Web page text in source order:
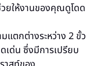
ยให้งานของคุณดูโดด
แตกต่างระหว่าง 2 ขั้ว
เด่น ซึ่งมีการเปรียบ